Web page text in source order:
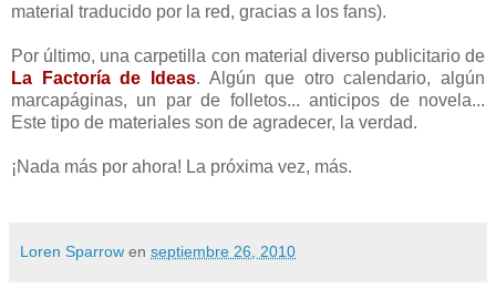
material traducido por la red, gracias a los fans).
Por último, una carpetilla con material diverso publicitario de
La Factoría de Ideas. Algún que otro calendario, algún
marcapáginas, un par de folletos... anticipos de novela...
Este tipo de materiales son de agradecer, la verdad.
¡Nada más por ahora! La próxima vez, más.
Loren Sparrow en septiembre 26, 2010